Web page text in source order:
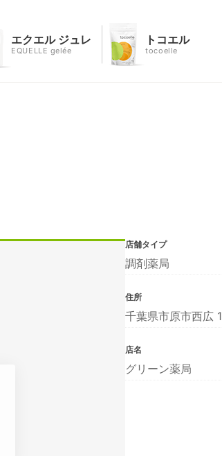
エクエル ジュレ
EQUELLE gelée
トコエル
tocoelle
店舗タイプ
調剤薬局
住所
千葉県市原市西広
店名
グリーン薬局